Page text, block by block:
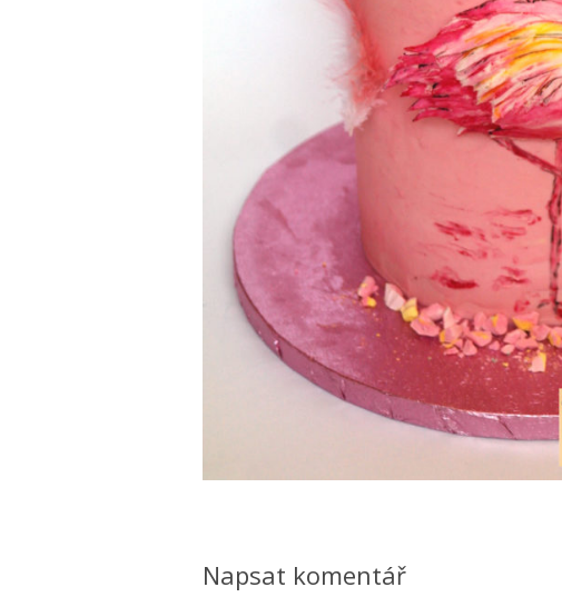
Napsat komentář